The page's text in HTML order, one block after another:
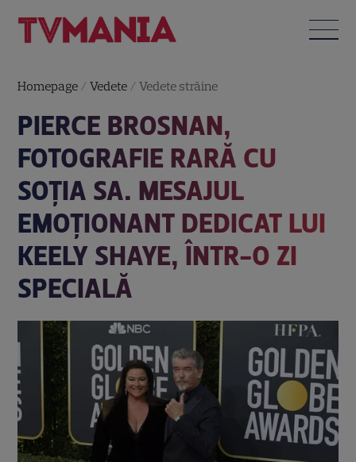
Homepage /Vedete /Vedete străine
PIERCE BROSNAN,
FOTOGRAFIE RARĂ CU
SOȚIA SA. MESAJUL
EMOȚIONANT DEDICAT LUI
KEELY SHAYE, ÎNTR-O ZI
SPECIALĂ